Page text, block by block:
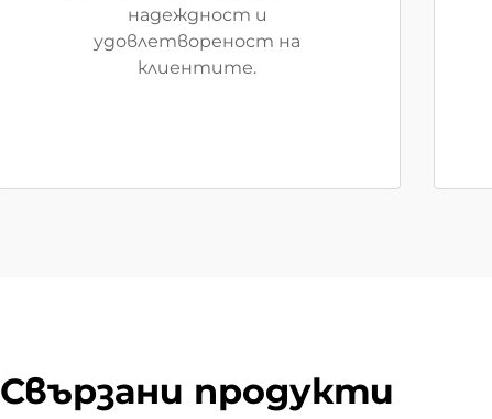
надеждност и
удовлетвореност на
клиентите.
Свързани продукти